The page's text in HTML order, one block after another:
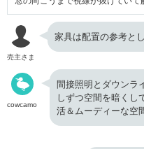
売主さま
家具は配置の参考と
cowcamo
間接照明とダウンラ
しずつ空間を暗くし
活＆ムーディーな空